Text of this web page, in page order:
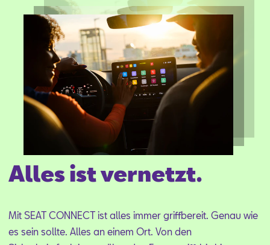
SEAT FOR BUSINESS
Über uns
Aktionen
Alles ist vernetzt.
Mit SEAT CON­NECT ist al­les im­mer griff­be­reit. Ge­nau wie
es sein soll­te. Al­les an ei­nem Ort. Von den